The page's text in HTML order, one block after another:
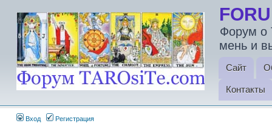
Форум о
мень и
Сайт
Контакты
Вход Регистрация